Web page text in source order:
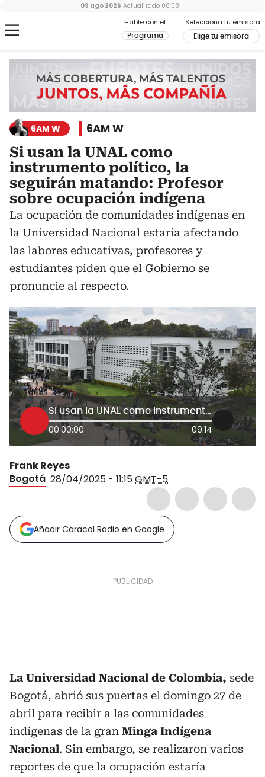
Hable con el
Programa
Selecciona tu emisora
Elige tu emisora
09 ago 2026 Actualizado 08:08
6AM W 6AM W
Si usan la UNAL como
instrumento político, la
seguirán matando: Profesor
sobre ocupación indígena
La ocupación de comunidades indígenas en
la Universidad Nacional estaría afectando
las labores educativas, profesores y
estudiantes piden que el Gobierno se
pronuncie al respecto.
Si usan la UNAL como instrumento político, la seguirán matando: Profesor sobre ocupación indígena
00:00:00 09:14
Frank Reyes
Bogotá 28/04/2025 - 11:15GMT-5
Añadir Caracol Radio en Google
La Universidad Nacional de Colombia, sede
Bogotá, abrió sus puertas el domingo 27 de
abril para recibir a las comunidades
indígenas de la gran Minga Indígena
Nacional. Sin embargo, se realizaron varios
reportes de que la ocupación estaría